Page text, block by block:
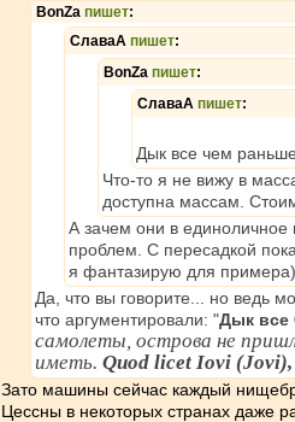
BonZa пишет:
СлаваА пишет:
BonZa пишет:
СлаваА пишет:
Дык все чем
Что-то я не вижу в
доступна массам.
А зачем они в единоличное
проблем. С пересадкой
я фантазирую для примера)
Да, что вы говорите... но ведь
что аргументировали: "Дык все
самолеты, острова не
иметь. Quod licet Iovi
Зато машины сейчас каждый
Цессны в некоторых странах даже